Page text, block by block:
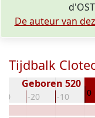
De auteur van
Tijdbalk
-20 -10 0
Geboren 520